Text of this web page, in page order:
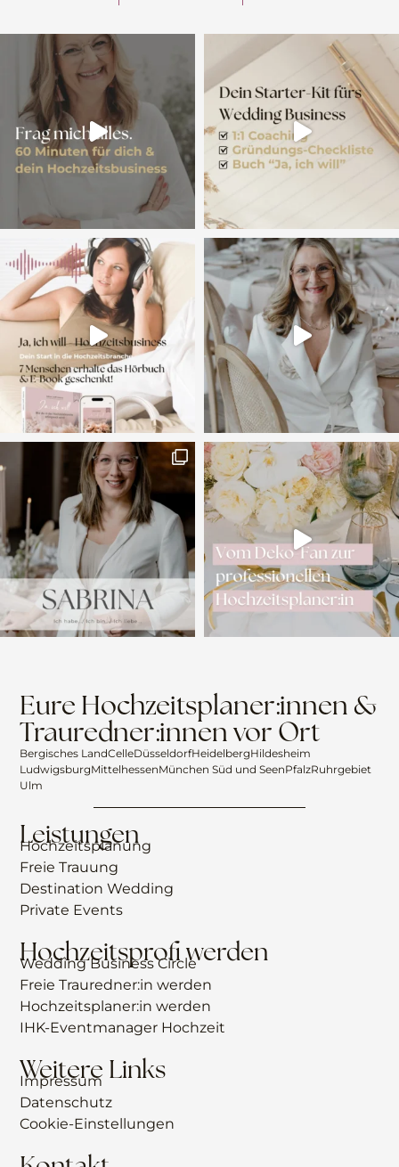
Eure Hochzeitsplaner:innen &
Trauredner:innen vor Ort
Bergisches LandCelleDüsseldorfHeidelbergHildesheim
LudwigsburgMittelhessenMünchen Süd und SeenPfalzRuhrgebiet
Ulm
Leistungen
Hochzeitsplanung
Freie Trauung
Destination Wedding
Private Events
Hochzeitsprofi werden
Wedding Business Circle
Freie Trauredner:in werden
Hochzeitsplaner:in werden
IHK-Eventmanager Hochzeit
Weitere Links
Impressum
Datenschutz
Cookie-Einstellungen